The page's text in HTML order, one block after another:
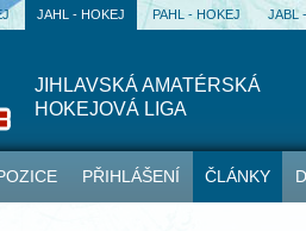
JAHL - HOKEJ PAHL - HOKEJ JABL
JIHLAVSKÁ AMATÉRSKÁ
HOKEJOVÁ LIGA
PŘIHLÁŠENÍ ČLÁNKY